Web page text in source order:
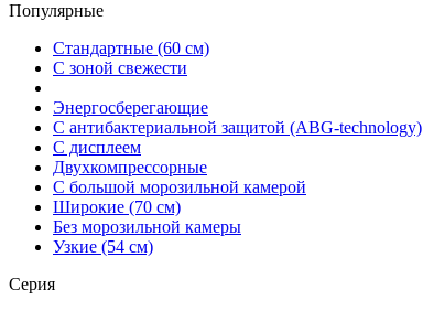
Популярные
Стандартные (60 см)
С зоной свежести
Энергосберегающие
С антибактериальной защитой (ABG-technology)
С дисплеем
Двухкомпрессорные
С большой морозильной камерой
Широкие (70 см)
Без морозильной камеры
Узкие (54 см)
Серия